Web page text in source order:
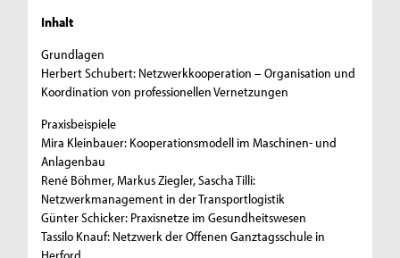
Inhalt
Grundlagen
Herbert Schubert: Netzwerkkooperation – Organisation und
Koordination von professionellen Vernetzungen
Praxisbeispiele
Mira Kleinbauer: Kooperationsmodell im Maschinen- und
Anlagenbau
René Böhmer, Markus Ziegler, Sascha Tilli:
Netzwerkmanagement in der Transportlogistik
Günter Schicker: Praxisnetze im Gesundheitswesen
Tassilo Knauf: Netzwerk der Offenen Ganztagsschule in